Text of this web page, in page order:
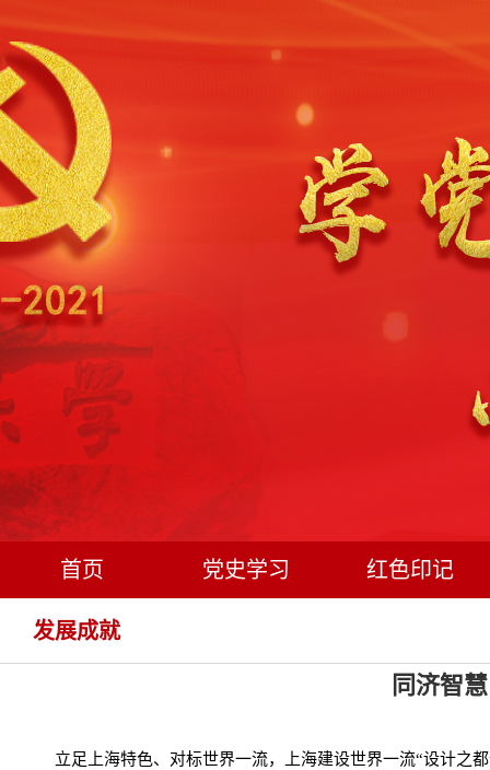
首页 党史学习 红色印记
发展成就
同济智
立足上海特色、对标世界一流，上海建设世界一流“设计之